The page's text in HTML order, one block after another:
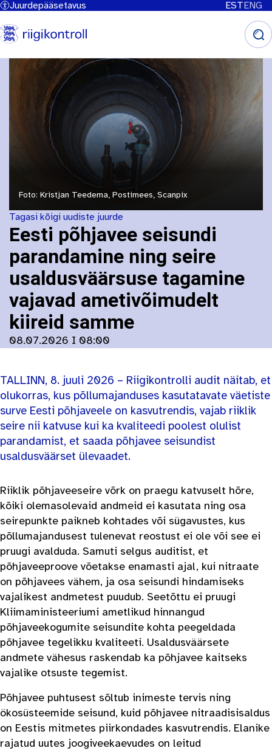
Liigu
põhisisu
juurde
Juurdepääsetavus ESTENG
Tagasi kõigi uudiste juurde
Eesti põhjavee seisundi
parandamine ning seire
usaldusväärsuse tagamine
vajavad ametivõimudelt
kiireid samme
08.07.2026 I 08:00
Foto: Kristjan Teedema, Postimees, Scanpix
TALLINN, 8. juuli 2026 – Riigikontrolli audit näitab, et
olukorras, kus põllumajanduses kasutatavate väetiste
surve Eesti põhjaveele on kasvutrendis, vajab riiklik
seire nii katvuse kui ka kvaliteedi poolest olulist
parandamist, et saada põhjavee seisundist
usaldusväärset ülevaadet.
Riiklik põhjaveeseire võrk on praegu katvuselt hõre,
kõiki olemasolevaid andmeid ei kasutata ning osa
seirepunkte paikneb kohtades või sügavustes, kus
põllumajandusest tulenevat reostust ei ole või see ei
pruugi avalduda. Samuti selgus auditist, et
põhjaveeproove võetakse enamasti ajal, kui nitraate
on põhjavees vähem, ja osa seisundi hindamiseks
vajalikest andmetest puudub. Seetõttu ei pruugi
Kliimaministeeriumi ametlikud hinnangud
põhjaveekogumite seisundite kohta peegeldada
põhjavee tegelikku kvaliteeti. Usaldusväärsete
andmete vähesus raskendab ka põhjavee kaitseks
vajalike otsuste tegemist.
Põhjavee puhtusest sõltub inimeste tervis ning
ökosüsteemide seisund, kuid põhjavee nitraadisisaldus
on Eestis mitmetes piirkondades kasvutrendis. Elanike
rajatud uutes joogiveekaevudes on leitud